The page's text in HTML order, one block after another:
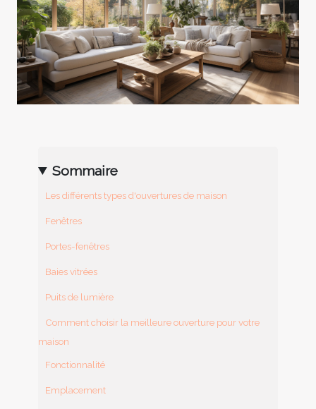
Sommaire
Les différents types d'ouvertures de maison
Fenêtres
Portes-fenêtres
Baies vitrées
Puits de lumière
Comment choisir la meilleure ouverture pour votre
maison
Fonctionnalité
Emplacement